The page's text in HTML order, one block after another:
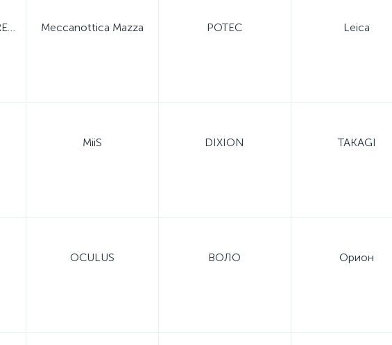
SHANGHAI SUPORE INSTRUMENTS Meccanottica Mazza POTEC Leica
MiiS DIXION TAKAGI
OCULUS ВОЛО Орион